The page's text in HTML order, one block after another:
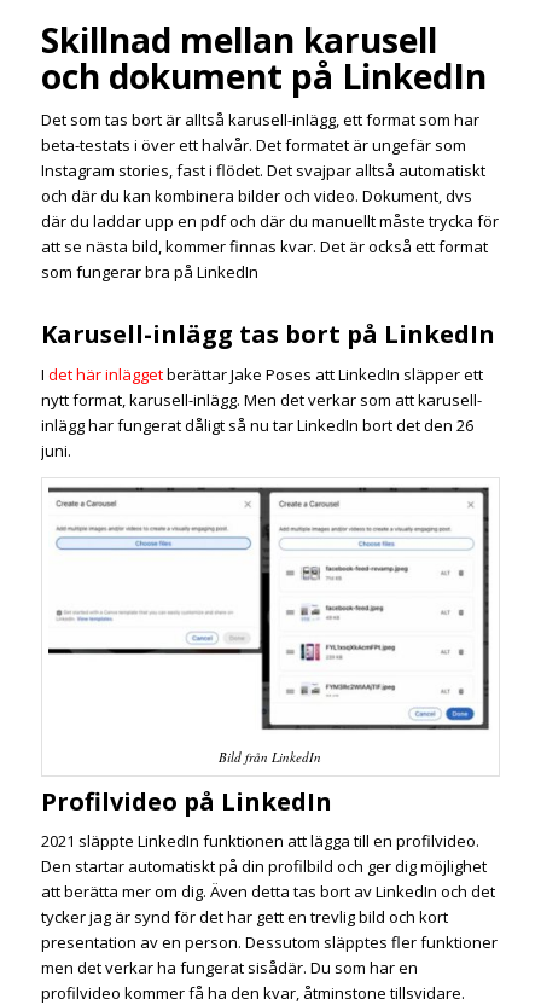
Skillnad mellan karusell
och dokument på LinkedIn
Det som tas bort är alltså karusell-inlägg, ett format som har
beta-testats i över ett halvår. Det formatet är ungefär som
Instagram stories, fast i flödet. Det svajpar alltså automatiskt
och där du kan kombinera bilder och video. Dokument, dvs
där du laddar upp en pdf och där du manuellt måste trycka för
att se nästa bild, kommer finnas kvar. Det är också ett format
som fungerar bra på LinkedIn
Karusell-inlägg tas bort på LinkedIn
I det här inläggetberättar Jake Poses att LinkedIn släpper ett
nytt format, karusell-inlägg. Men det verkar som att karusell-
inlägg har fungerat dåligt så nu tar LinkedIn bort det den 26
juni.
Bild från LinkedIn
Profilvideo på LinkedIn
2021 släppte LinkedIn funktionen att lägga till en profilvideo.
Den startar automatiskt på din profilbild och ger dig möjlighet
att berätta mer om dig. Även detta tas bort av LinkedIn och det
tycker jag är synd för det har gett en trevlig bild och kort
presentation av en person. Dessutom släpptes fler funktioner
men det verkar ha fungerat sisådär. Du som har en
profilvideo kommer få ha den kvar, åtminstone tillsvidare.